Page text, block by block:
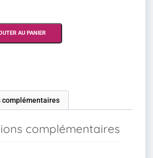
AU PANIER
complémentaires
complémentaires